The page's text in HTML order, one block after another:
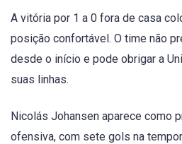
A vitória por 1 a 0 fora de casa
posição confortável. O time não
desde o início e pode obrigar a
suas linhas.
Nicolás Johansen aparece como
ofensiva, com sete gols na